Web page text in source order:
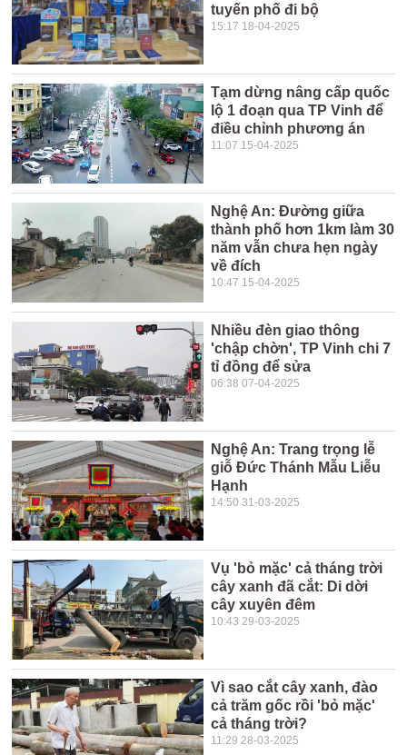
tuyến phố đi bộ
15:17 18-04-2025
Tạm dừng nâng cấp quốc
lộ 1 đoạn qua TP Vinh để
điều chỉnh phương án
11:07 15-04-2025
Nghệ An: Đường giữa
thành phố hơn 1km làm 30
năm vẫn chưa hẹn ngày
về đích
10:47 15-04-2025
Nhiều đèn giao thông
'chập chờn', TP Vinh chi 7
tỉ đồng để sửa
06:38 07-04-2025
Nghệ An: Trang trọng lễ
giỗ Đức Thánh Mẫu Liễu
Hạnh
14:50 31-03-2025
Vụ 'bỏ mặc' cả tháng trời
cây xanh đã cắt: Di dời
cây xuyên đêm
10:43 29-03-2025
Vì sao cắt cây xanh, đào
cả trăm gốc rồi 'bỏ mặc'
cả tháng trời?
11:29 28-03-2025